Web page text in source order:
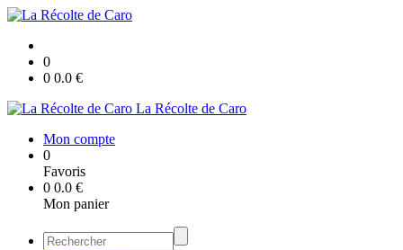
0
0 0.0 €
La Récolte de Caro
Mon compte
0
Favoris
0 0.0 €
Mon panier